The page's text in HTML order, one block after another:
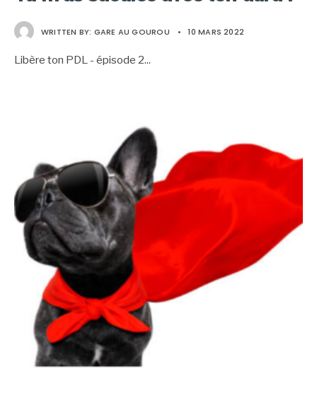
WRITTEN BY: GARE AU GOUROU • 10 MARS 2022
Libère ton PDL - épisode 2...